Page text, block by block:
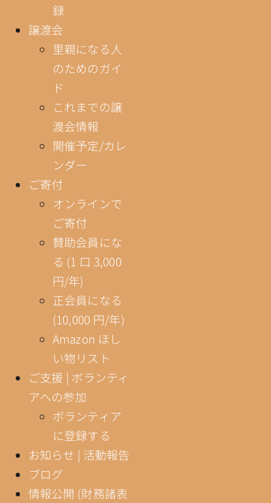
録
譲渡会
里親になる人
のためのガイ
ド
これまでの譲
渡会情報
開催予定/カレ
ンダー
ご寄付
オンラインで
ご寄付
賛助会員にな
る (1 口 3,000
円/年)
正会員になる
(10,000 円/年)
Amazon ほし
い物リスト
ご支援 | ボランティ
アへの参加
ボランティア
に登録する
お知らせ | 活動報告
ブログ
情報公開 (財務諸表